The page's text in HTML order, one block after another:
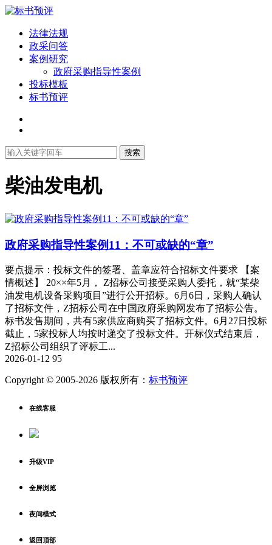
法律法规
政采问答
案例研究
政府采购指导性案例
投标模板
标书预评
搜索
柴油发电机
政府采购指导性案例11：不可或缺的“章”
要点提示：投标文件的签署、盖章应符合招标文件要求 【案
情概述】 20××年5月， Z招标公司接受采购人委托，就“某柴
油发电机设备采购项目”进行公开招标。6月6日，采购人确认
了招标文件，Z招标公司在中国政府采购网发布了招标公告。
标书发售期间，共有5家供应商购买了招标文件。6月27日投标
截止，5家投标人均按时递交了投标文件。开标仪式结束后，
Z招标公司组织了评标工...
2026-01-12 95
Copyright © 2005-2026 版权所有： 标书预评
在线客服
升级VIP
全屏浏览
夜间模式
返回顶部